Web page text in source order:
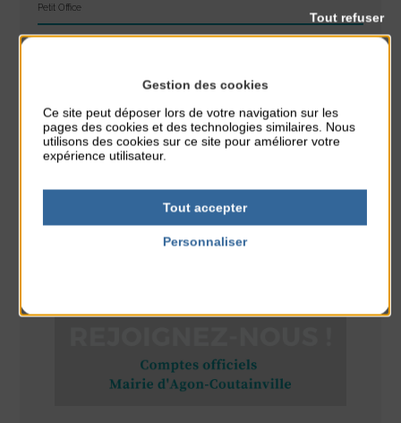
Petit Office
Stretching
du 10 Août au 14 Août
Plage du passous
Gestion des cookies
Ce site peut déposer lors de votre navigation sur les
pages des cookies et des technologies similaires. Nous
utilisons des cookies sur ce site pour améliorer votre
expérience utilisateur.
Tout accepter
Tout refuser
Personnaliser